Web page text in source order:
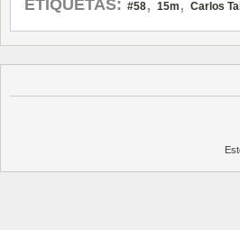
ETIQUETAS: #58 15m Carlos